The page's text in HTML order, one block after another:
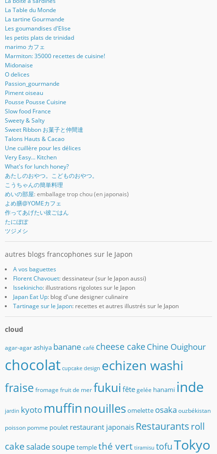
La Table du Monde
La tartine Gourmande
Les goumandises d'Elise
les petits plats de trinidad
marimo カフェ
Marmiton: 35000 recettes de cuisine!
Midonaise
O delices
Passion_gourmande
Piment oiseau
Pousse Pousse Cuisine
Slow food France
Sweety & Salty
Sweet Ribbon お菓子と仲間達
Talons Hauts & Cacao
Une cuillère pour les délices
Very Easy... Kitchen
What's for lunch honey?
あたしのおやつ。こどものおやつ。
こうちゃんの簡単料理
めいの部屋: emballage trop chou (en japonais)
よめ膳@YOMEカフェ
作ってあげたい彼ごはん
たにぽぽ
ツジメシ
autres blogs francophones sur le Japon
A vos baguettes
Florent Chavouet: dessinateur (sur le Japon aussi)
Issekinicho: illustrations rigolotes sur le Japon
Japan Eat Up: blog d'une designer culinaire
Tartinage sur le Japon: recettes et autres illustrés sur le Japon
cloud
agar-agar ashiya banane café cheese cakeChine Ouighour
chocolat cupcake design echizen washi
fraise fromage fruit de mer fukui fête gelée hanami inde
jardin kyoto muffin nouillesomelette osaka ouzbékistan
poisson pomme poulet restaurant japonais Restaurantsroll
cake salade soupe templethé vert tiramisu tofuTokyo